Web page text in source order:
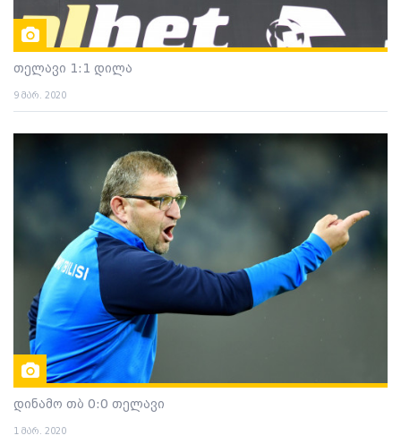
თელავი 1:1 დილა
9 მარ. 2020
დინამო თბ 0:0 თელავი
1 მარ. 2020